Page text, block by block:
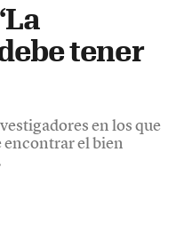
tener
en los que
encontrar el bien